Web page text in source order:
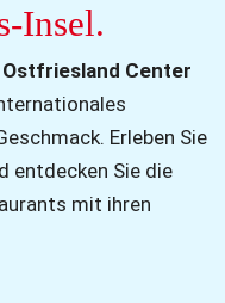
Insel.
Center
Erleben Sie
entdecken Sie die
mit ihren